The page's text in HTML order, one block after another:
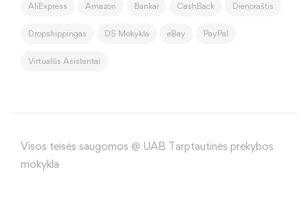
AliExpress Amazon Bankai CashBack Dienoraštis
Dropshippingas DS Mokykla eBay PayPal
Virtualūs Asistentai
Visos teisės saugomos @ UAB Tarptautinės prekybos
mokykla